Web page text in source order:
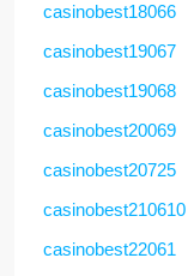
casinobest18066
casinobest19067
casinobest19068
casinobest20069
casinobest20725
casinobest210610
casinobest22061